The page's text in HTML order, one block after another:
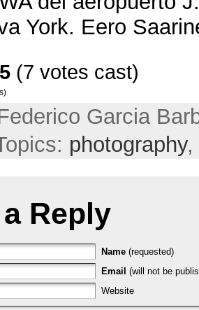
York. Eero
5 (7 votes cast)
Garcia
photography,
Reply
Name (requested)
Email (will not be
Website